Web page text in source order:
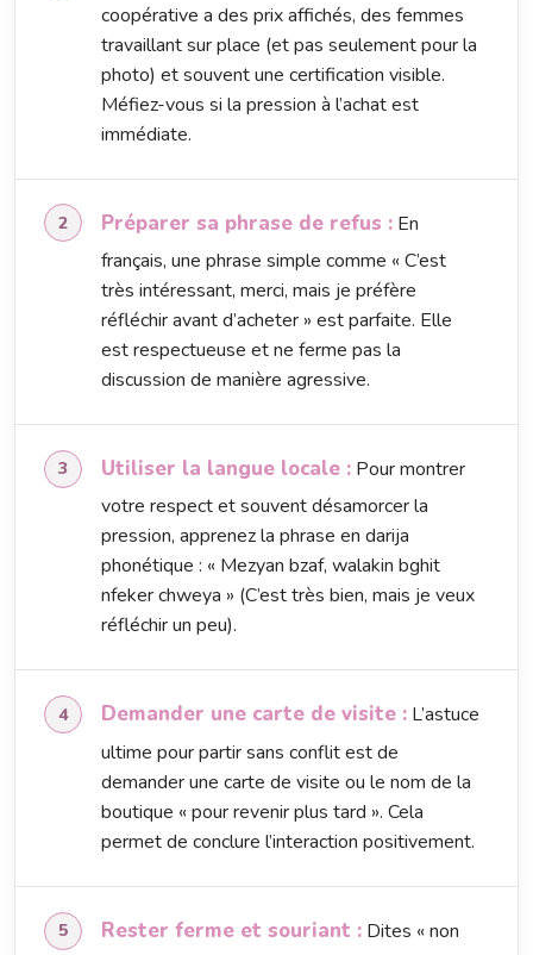
coopérative a des prix affichés, des femmes
travaillant sur place (et pas seulement pour la
photo) et souvent une certification visible.
Méfiez-vous si la pression à l’achat est
immédiate.
Préparer sa phrase de refus : En
français, une phrase simple comme « C’est
très intéressant, merci, mais je préfère
réfléchir avant d’acheter » est parfaite. Elle
est respectueuse et ne ferme pas la
discussion de manière agressive.
Utiliser la langue locale : Pour montrer
votre respect et souvent désamorcer la
pression, apprenez la phrase en darija
phonétique : « Mezyan bzaf, walakin bghit
nfeker chweya » (C’est très bien, mais je veux
réfléchir un peu).
Demander une carte de visite : L’astuce
ultime pour partir sans conflit est de
demander une carte de visite ou le nom de la
boutique « pour revenir plus tard ». Cela
permet de conclure l’interaction positivement.
Rester ferme et souriant : Dites « non